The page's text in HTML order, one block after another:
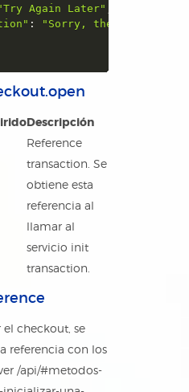
Again Later"
:
"Sorry, there was a
Descripción
Reference
transaction. Se
obtiene esta
referencia al
llamar al
servicio init
transaction.
checkout, se
referencia con los
/api/#metodos-